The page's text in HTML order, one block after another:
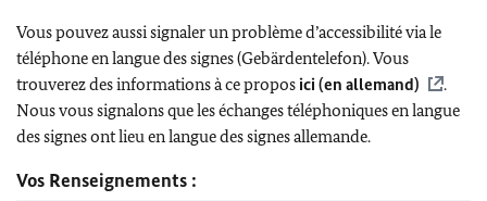
Vous pouvez aussi signaler un problème d’accessibilité via le
téléphone en langue des signes (Gebärdentelefon). Vous
trouverez des informations à ce propos ici (en allemand)
.
Nous vous signalons que les échanges téléphoniques en langue
des signes ont lieu en langue des signes allemande.
Vos Renseignements :